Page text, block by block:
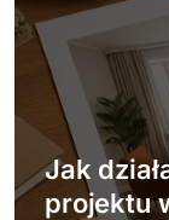
u
Jak
projektu